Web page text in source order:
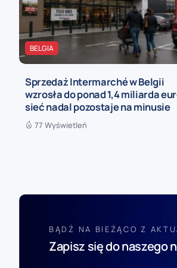
BELGIA
Sprzedaż Intermarché w Belgii
wzrosła do ponad 1,4 miliarda
sieć nadal pozostaje na minusie
77 Wyświetleń
BĄDŹ NA BIEŻĄCO Z
Zapisz się do naszego